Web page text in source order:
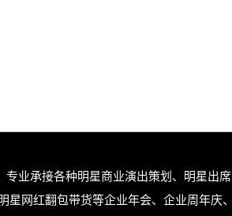
专业承接各种明星商业演出策划、明星出席
网红翻包带货等企业年会、企业周年庆、